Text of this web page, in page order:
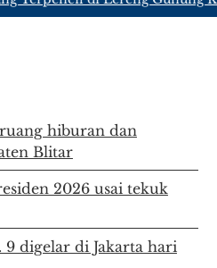
hiburan dan
Blitar
2026 usai tekuk
9 digelar di Jakarta hari